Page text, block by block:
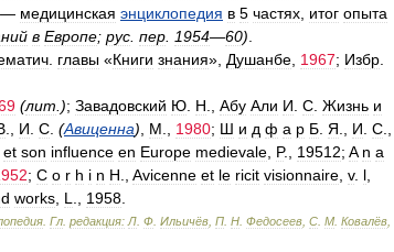
— медицинская энциклопедия в 5 частях итог опыта
в Европе; рус пер 1954—60)
главы «Книги знания», Душанбе 1967; Избр
(лит ); Завадовский Ю Н Абу Али И С Жизнь и
И С (Авиценна) М 1980; Ш и д ф а р Б Я И С
et son influence en Europe medievale P., 19512; A n a
; С о r h i n H Avicenne et le ricit visionnaire v. l
works L 1958
Гл редакция: Л Ф Ильичёв П Н Федосеев С М Ковалёв